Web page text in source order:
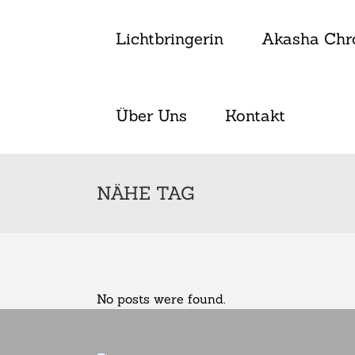
Lichtbringerin Akasha
Über Uns Kontakt
NÄHE TAG
No posts were found.